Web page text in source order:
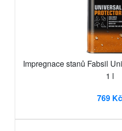
Impregnace stanů Fabsil
1 l
769 Kč